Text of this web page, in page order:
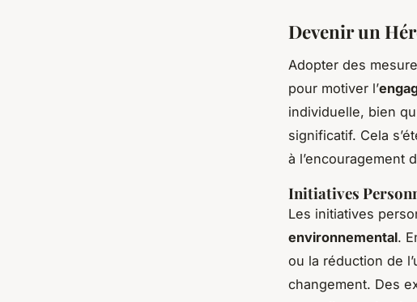
Devenir un
Adopter des
pour motiver l’
individuelle, bien
significatif. Cela
à l’encouragement
Initiatives
Les initiatives
environnemental.
ou la réduction de
changement. Des